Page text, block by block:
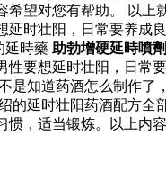
望对您有帮助。 以
时壮阳，日常要养成
延時藥 助勃增硬延時噴劑
要想延时壮阳，日常
知道药酒怎么制作
延时壮阳药酒配方全
，适当锻炼。以上内